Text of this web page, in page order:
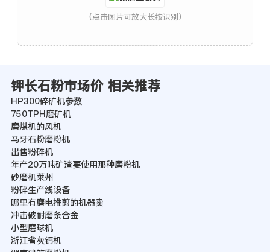
(点击图片可放大长按识别)
钾长石粉市场价 相关推荐
HP300碎矿机参数
750TPH磨矿机
磨煤机的风机
马牙石粉磨粉机
出售粉碎机
年产20万吨矿渣要使用那种磨粉机
砂磨机莱州
粉碎生产线设备
哪里有磨电推剪的机器卖
冲击破耐磨条合金
小型磨球机
浙江省灰钙机